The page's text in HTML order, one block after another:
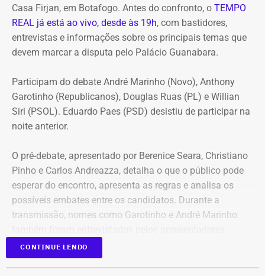
Casa Firjan, em Botafogo. Antes do confronto, o TEMPO
REAL já está ao vivo, desde às 19h, com bastidores,
entrevistas e informações sobre os principais temas que
devem marcar a disputa pelo Palácio Guanabara.
Participam do debate André Marinho (Novo), Anthony
Garotinho (Republicanos), Douglas Ruas (PL) e Willian
Siri (PSOL). Eduardo Paes (PSD) desistiu de participar na
noite anterior.
O pré-debate, apresentado por Berenice Seara, Christiano
Pinho e Carlos Andreazza, detalha o que o público pode
esperar do encontro, apresenta as regras e analisa os
possíveis embates entre os candidatos. Durante a
transmissão, nomes como Garotinho e André Marinho
Acompanhe a cobertura especial pelo YouTube e
CONTINUE LENDO